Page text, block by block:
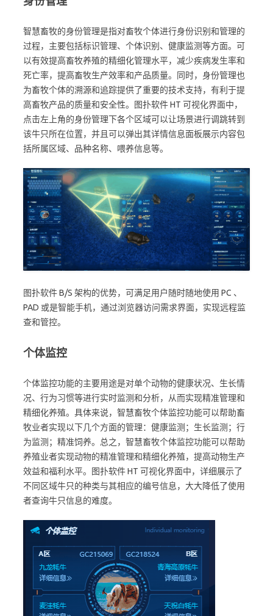
智慧畜牧的身份管理是指对畜牧个体进行身份识别和管理的
过程，主要包括标识管理、个体识别、健康监测等方面。可
以有效提高畜牧养殖的精细化管理水平，减少疾病发生率和
死亡率，提高畜牧生产效率和产品质量。同时，身份管理也
为畜牧个体的溯源和追踪提供了重要的技术支持，有利于提
高畜牧产品的质量和安全性。图扑软件 HT 可视化界面中，
点击左上角的身份管理下各个区域可以让场景进行调跳转到
该牛只所在位置，并且可以弹出其详情信息面板展示内容包
括所属区域、品种名称、喂养信息等。
图扑软件 B/S 架构的优势，可满足用户随时随地使用 PC 、
PAD 或是智能手机，通过浏览器访问需求界面，实现远程监
查和管控。
个体监控
个体监控功能的主要用途是对单个动物的健康状况、生长情
况、行为习惯等进行实时监测和分析，从而实现精准管理和
精细化养殖。具体来说，智慧畜牧个体监控功能可以帮助畜
牧业者实现以下几个方面的管理：健康监测；生长监测；行
为监测；精准饲养。总之，智慧畜牧个体监控功能可以帮助
养殖业者实现动物的精准管理和精细化养殖，提高动物生产
效益和福利水平。图扑软件 HT 可视化界面中，详细展示了
不同区域牛只的种类与其相应的编号信息，大大降低了使用
者查询牛只信息的难度。